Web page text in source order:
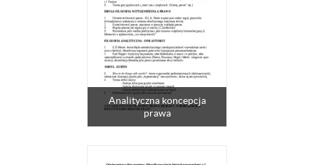
Analityczna koncepcja
prawa